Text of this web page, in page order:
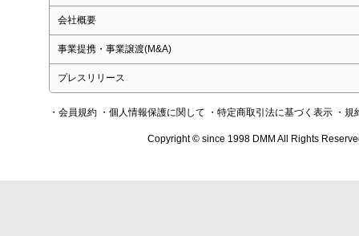
会社概要
事業提携・事業譲渡(M&A)
プレスリリース
・会員規約 ・個人情報保護に関して ・特定商取引法に基づく表示 ・規
Copyright © since 1998 DMM All Rights